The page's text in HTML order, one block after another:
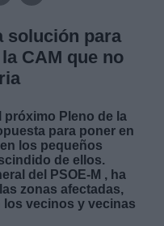
solución para
CAM que no
próximo Pleno de la
para poner en
los pequeños
de ellos.
del PSOE-M , ha
zonas afectadas,
vecinos y vecinas